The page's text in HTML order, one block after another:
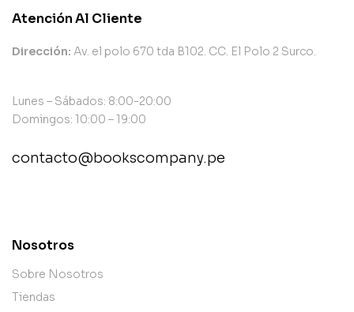
Atención Al Cliente
Dirección: Av. el polo 670 tda B102. CC. El Polo 2 Surco.
Lunes – Sábados: 8:00-20:00
Domingos: 10:00 – 19:00
contacto@bookscompany.pe
Nosotros
Sobre Nosotros
Tiendas